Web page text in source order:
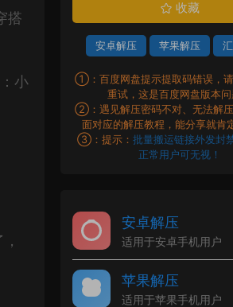
搭
小
收藏
安卓解压 苹果解压
①：百度网盘提示提取码错误，
重试，这是百度网盘版本问
②：遇见解压密码不对、无法解
面对应的解压教程，能分享就肯
③：提示： 批量搬运链接外发封
正常用户可无视！
安卓解压
适用于安卓手机用户
苹果解压
适用于苹果手机用户